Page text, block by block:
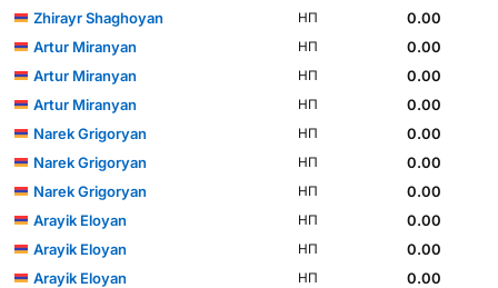
Zhirayr Shaghoyan
НП
0.00
Artur Miranyan
НП
0.00
Artur Miranyan
НП
0.00
Artur Miranyan
НП
0.00
Narek Grigoryan
НП
0.00
Narek Grigoryan
НП
0.00
Narek Grigoryan
НП
0.00
Arayik Eloyan
НП
0.00
Arayik Eloyan
НП
0.00
Arayik Eloyan
НП 0.00